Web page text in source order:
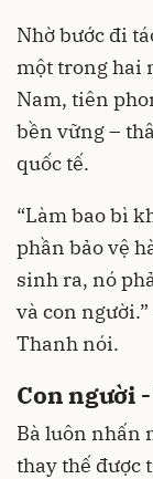
Nhờ bước đi
một trong hai
Nam, tiên
bền vững –
quốc tế.
“Làm bao bì
phần bảo vệ
sinh ra, nó
và con
Thanh nói.
Con người
Bà luôn nhấn
thay thế được